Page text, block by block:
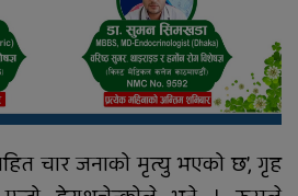
चार जनाको मृत्यु भएको छ’, गृह